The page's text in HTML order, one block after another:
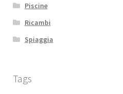
Piscine
Ricambi
Spiaggia
Tags